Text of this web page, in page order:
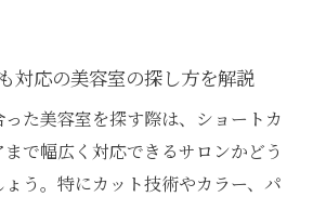
対応の美容室の探し方を解説
た美容室を探す際は、ショートカ
で幅広く対応できるサロンかどう
う。特にカット技術やカラー、パ